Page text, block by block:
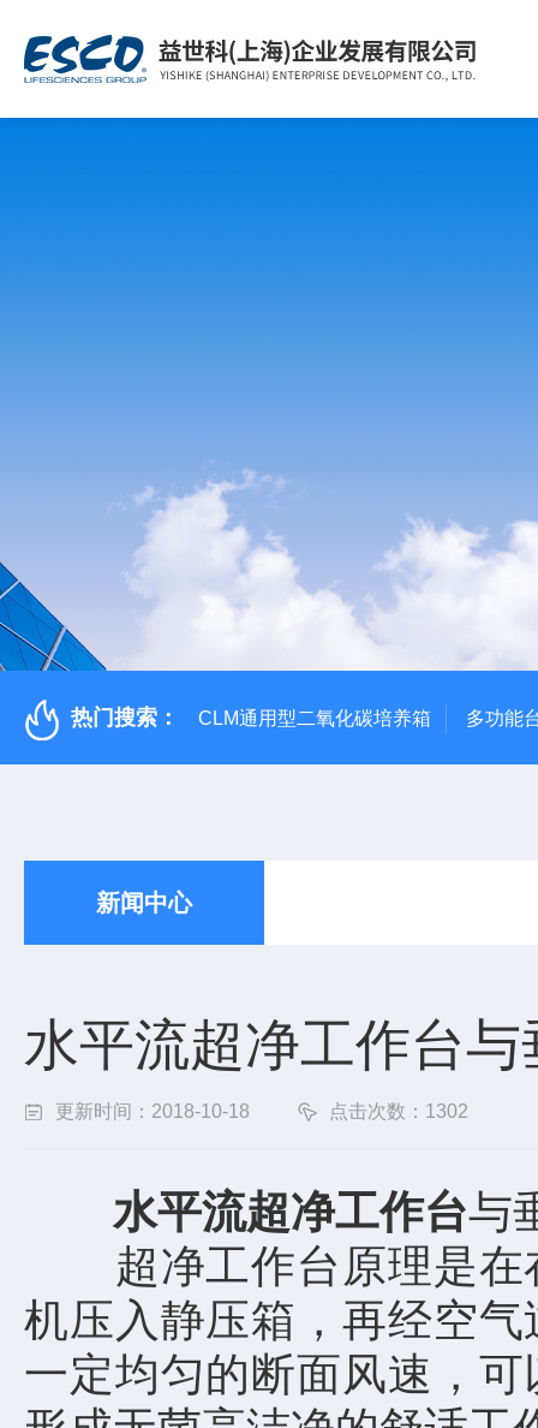
热门搜索： CLM通用型二氧化碳培养箱 多功能
新闻中心
水平流超净工作台
更新时间：2018-10-18 点击次数：1302
水平流超净工作台与
超净工作台原理是在
机压入静压箱，再经空
一定均匀的断面风速，